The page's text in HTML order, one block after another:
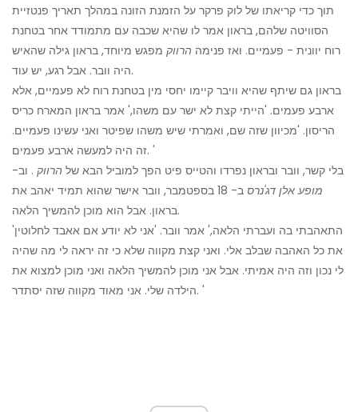
תוך כדי קריאתו של לוק פרקר על הזמנת הזונה במהלך תאריך פנטזיית
הסוויטה שלהם, בראון אמר לו שהיא שכבה עם מתמודד אחר בטחנת
רוח יוונית - פעמיים. ואז פנימה הרווק מפגש מיוחד, בראון גילה שהאיש
היה וובר. אבל רגע, יש עוד.
בראון גם שיתף שהיא וויבר קיימו יחסי מין בטחנת רוח לא פעמיים, אלא
ארבע פעמים. 'הייתי קצת לא ישר עם משהו,' אמר בראון המארח כריס
הריסון. 'מכיוון שזה שם, ואמרתי שיש משהו שפיטר ואני עשינו פעמיים.
זה היה למעשה ארבע פעמים. '
בלי קשר, וובר ובראון נפרדו והטייס פיט הפך למוביל הבא של הרווק . וב-
מופע אלן דג'נרס
ב- 18 בספטמבר, וובר אישר שהוא תמיד יאהב את
בראון. אבל הוא מוכן להמשיך הלאה.
'התאהבתי בה ועברתי הלאה,' אמר וובר. 'אני לא יודע אם אאבד לחלוטין
את כל האהבה שבלב אלי. ואני קצת מקווה שלא כי זה יראה לי מה שהיה
לי נכון וזה היה אמיתי. אבל אני מוכן להמשיך הלאה ואני מוכן למצוא את
הילדה שלי. אני מאוד מקווה שזה יסתדר. '